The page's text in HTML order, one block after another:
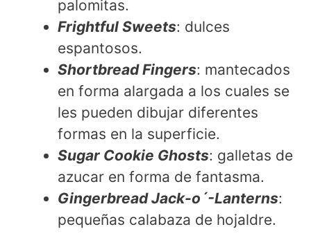
palomitas.
Frightful Sweets: dulces
espantosos.
Shortbread Fingers: mantecados
en forma alargada a los cuales se
les pueden dibujar diferentes
formas en la superficie.
Sugar Cookie Ghosts: galletas de
azucar en forma de fantasma.
Gingerbread Jack-o´-Lanterns:
pequeñas calabaza de hojaldre.